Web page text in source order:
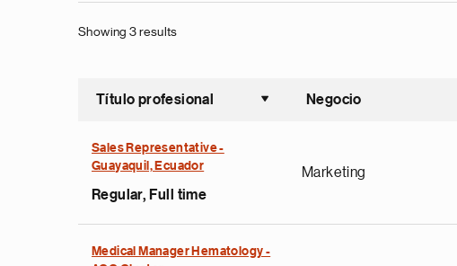
Showing 3 results
Título profesional
Ordenar
Negocio
Sales Representative -
Guayaquil, Ecuador
Regular, Full time
Marketing
Medical Manager Hematology -